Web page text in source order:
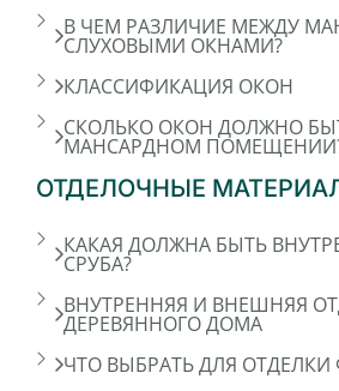
В ЧЕМ РАЗЛИЧИЕ МЕЖДУ
СЛУХОВЫМИ ОКНАМИ?
КЛАССИФИКАЦИЯ ОКОН
СКОЛЬКО ОКОН ДОЛЖНО
МАНСАРДНОМ
ОТДЕЛОЧНЫЕ
КАКАЯ ДОЛЖНА БЫТЬ
СРУБА?
ВНУТРЕННЯЯ И ВНЕШНЯЯ
ДЕРЕВЯННОГО ДОМА
ЧТО ВЫБРАТЬ ДЛЯ ОТДЕЛКИ